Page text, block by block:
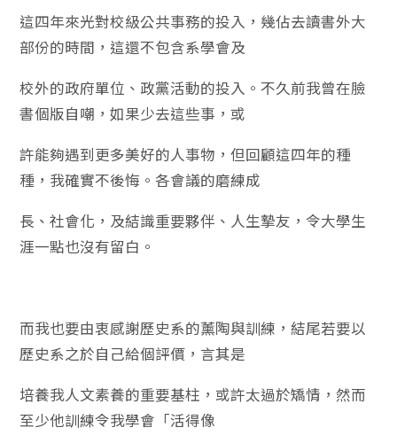
這四年來光對校級公共事務的投入，幾佔去讀書外大
部份的時間，這還不包含系學會及
校外的政府單位、政黨活動的投入。不久前我曾在臉
書個版自嘲，如果少去這些事，或
許能夠遇到更多美好的人事物，但回顧這四年的種
種，我確實不後悔。各會議的磨練成
長、社會化，及結識重要夥伴、人生摯友，令大學生
涯一點也沒有留白。
而我也要由衷感謝歷史系的薰陶與訓練，結尾若要以
歷史系之於自己給個評價，言其是
培養我人文素養的重要基柱，或許太過於矯情，然而
至少他訓練令我學會「活得像